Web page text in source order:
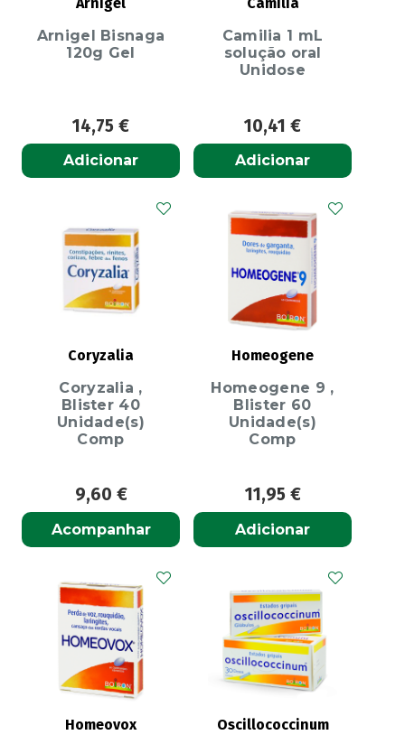
Arnigel
Arnigel Bisnaga
120g Gel
14,75 €
Adicionar
Camilia
Camilia 1 mL
solução oral
Unidose
10,41 €
Adicionar
Coryzalia
Coryzalia ,
Blister 40
Unidade(s)
Comp
9,60 €
Acompanhar
Homeogene
Homeogene 9 ,
Blister 60
Unidade(s)
Comp
11,95 €
Adicionar
Homeovox
Oscillococcinum